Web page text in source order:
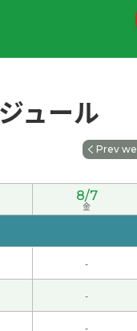
学。如果那时候有具
的危险。下次见吧。(
匪浅。下节课见。( 50
谢谢老师，下次见。(
游泳上半身就会变壮
代 男性 )
ュール
Prev
8/7
金
-
-
-